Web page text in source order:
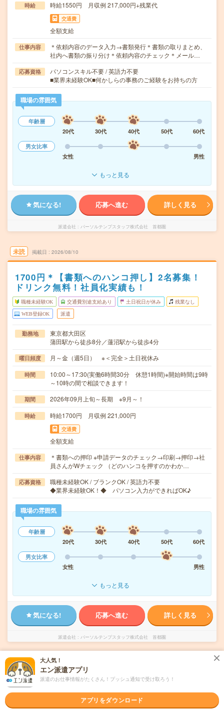
時給 時給1550円 月収例 217,000円+残業代
交通費
全額支給
仕事内容
＊依頼内容のデータ入力→書類発行＊書類の取りまとめ、
社内へ書類の振り分け＊依頼内容のチェック＊メール…
応募資格
パソコンスキル不要 / 英語力不要
■業界未経験OK■何かしらの事務のご経験をお持ちの方
職場の雰囲気
年齢層
20代
30代 40代 50代
60代
男女比率
女性
男性
もっと見る
気になる! 応募へ進む 詳しく見る
派遣会社 パーソルテンプスタッフ株式会社 首都圏
未読 掲載日 2026/08/10
1700円＊【書類へのハンコ押し】2名募集！
ドリンク無料！社員化実績も！
職種未経験OK 交通費別途支給あり 土日祝日が休み 残業なし
WEB登録OK 派遣
勤務地
東京都大田区
蒲田駅から徒歩8分／蓮沼駅から徒歩4分
曜日頻度 月～金（週5日） ※＜完全＞土日祝休み
時間
10:00～17:30(実働6時間30分 休憩1時間)※開始時間は9時
～10時の間で相談できます！
期間 2026年09月上旬～長期 ※9月～！
時給 時給1700円 月収例 221,000円
交通費
全額支給
仕事内容
＊書類への押印 ※申請データのチェック→印刷→押印→社
員さんがWチェック （どのハンコを押すのかわか…
応募資格
職種未経験OK / ブランクOK / 英語力不要
◆業界未経験OK！◆ パソコン入力ができればOK♪
職場の雰囲気
年齢層
20代
30代 40代 50代
60代
男女比率
女性
男性
もっと見る
気になる! 応募へ進む 詳しく見る
派遣会社 パーソルテンプスタッフ株式会社 首都圏
未読 掲載日 2026/08/10
＜調布＞30～40代活躍中/生命保険協会登録に
大人気！
エン派遣アプリ
派遣のお仕事情報がたくさん！プッシュ通知で受け取ろう！
アプリをダウンロード